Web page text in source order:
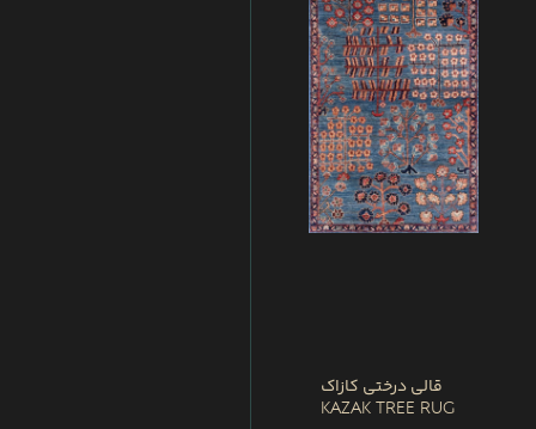
قالی درختی کازاک
Kazak Tree Rug